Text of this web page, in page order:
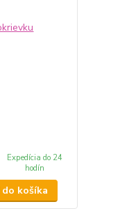
Expedícia do 24
hodín
košíka